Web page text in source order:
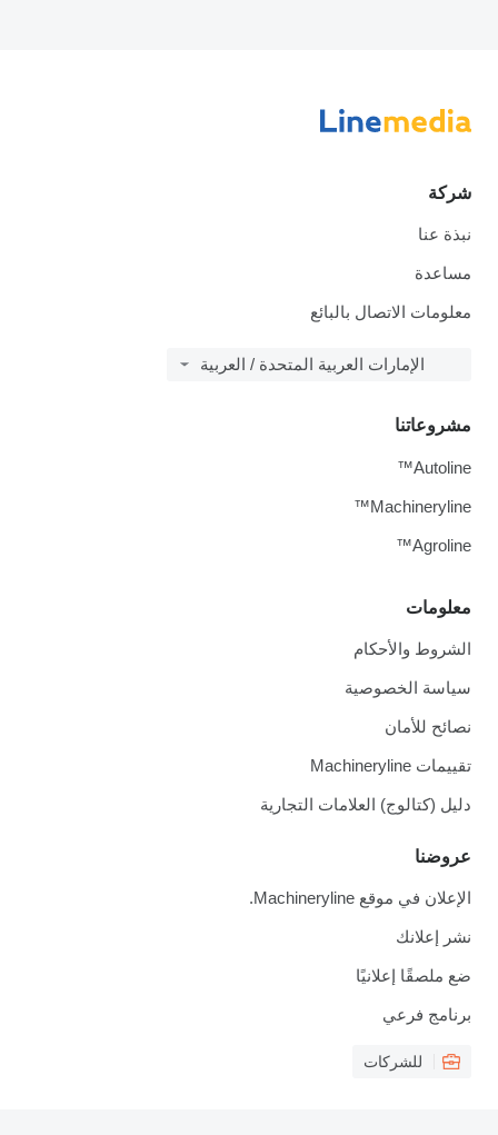
شركة
نبذة عنا
مساعدة
معلومات الاتصال بالبائع
الإمارات العربية المتحدة / العربية
معلومات
الشروط والأحكام
سياسة الخصوصية
نصائح للأمان
تقييمات Machineryline
دليل (كتالوج) العلامات التجارية
عروضنا
الإعلان في موقع Machineryline.
نشر إعلانك
ضع ملصقًا إعلانيًا
برنامج فرعي
للشركات
مشروعاتنا
Autoline™
Machineryline™
Agroline™